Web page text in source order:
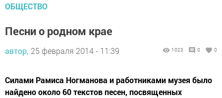
ОБЩЕСТВО
Песни о родном крае
автор, 25 февраля 2014 - 11:39 1023 0 0
Силами Рамиса Ногманова и работниками музея было
найдено около 60 текстов песен, посвященных